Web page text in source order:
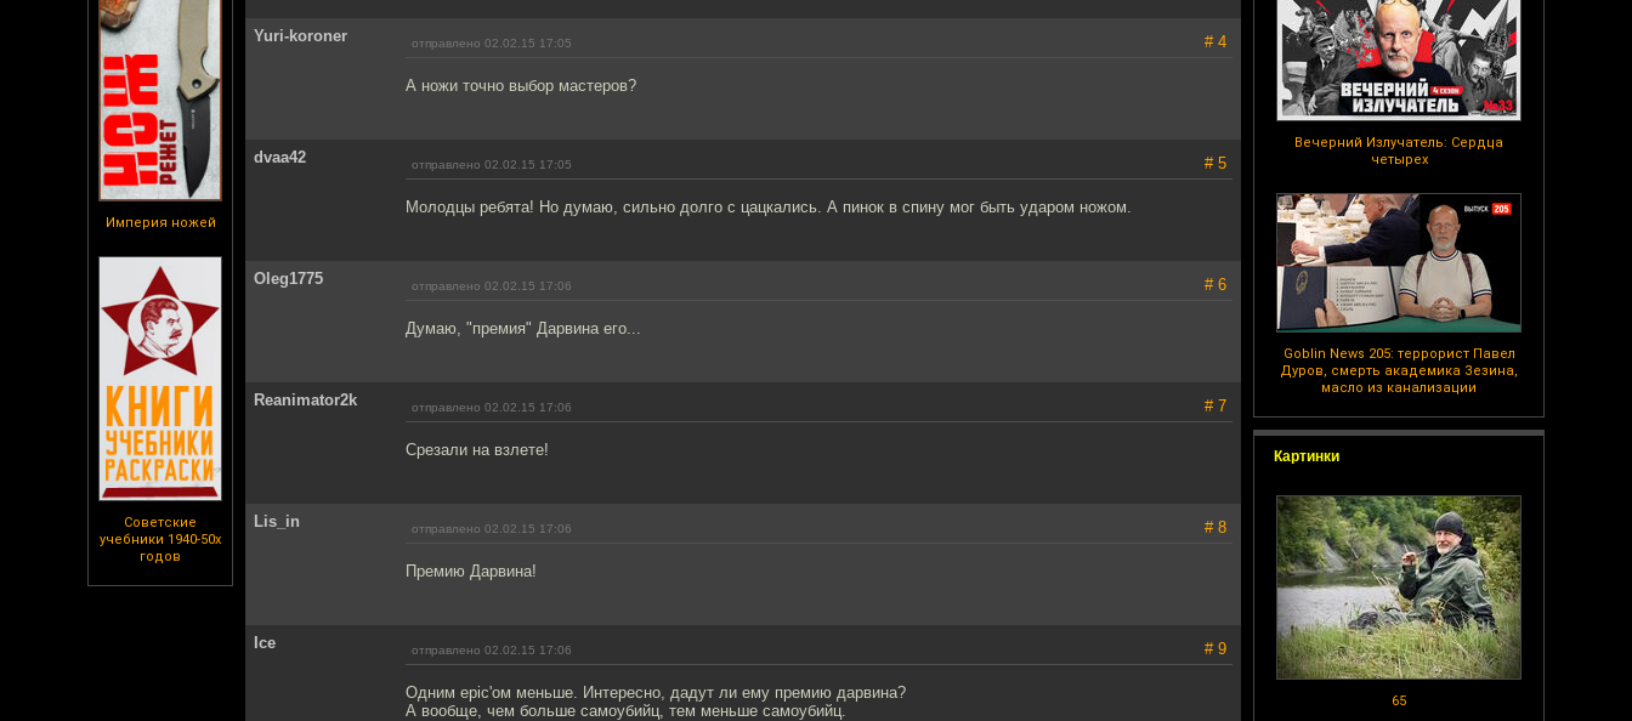
Империя ножей
Советские
учебники 1940-50х
годов
Вечерний Излучатель: Сердца
четырех
Goblin News 205: террорист Павел
Дуров, смерть академика Зезина,
масло из канализации
Картинки
65
Yuri-koroner отправлено 02.02.15 17:05 # 4
А ножи точно выбор мастеров?
dvaa42 отправлено 02.02.15 17:05 # 5
Молодцы ребята! Но думаю, сильно долго с цацкались. А пинок в спину мог быть ударом ножом.
Oleg1775 отправлено 02.02.15 17:06 # 6
Думаю, "премия" Дарвина его...
Reanimator2k отправлено 02.02.15 17:06 # 7
Срезали на взлете!
Lis_in отправлено 02.02.15 17:06 # 8
Премию Дарвина!
Ice отправлено 02.02.15 17:06 # 9
Одним epic'ом меньше. Интересно, дадут ли ему премию дарвина?
А вообще, чем больше самоубийц, тем меньше самоубийц.